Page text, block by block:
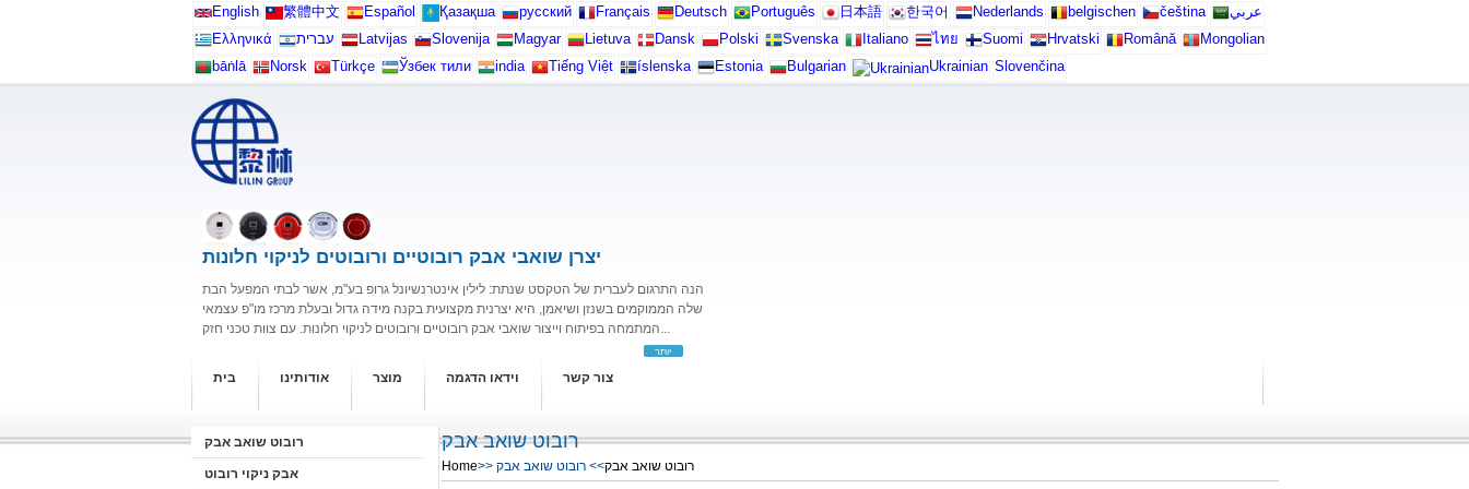
English 繁體中文 Español Қазақша русский Français Deutsch Português 日本語 한국어 Nederlands belgischen čeština
عربي
Ελληνικά
עברית Latvijas Slovenija Magyar Lietuva Dansk Polski Svenska Italiano ไทย Suomi Hrvatski Română
Mongolian
bāṅlā
Norsk Türkçe Ўзбек тили india Tiếng Việt íslenska Estonia Bulgarian Ukrainian Slovenčina
יצרן שואבי אבק רובוטיים ורובוטים לניקוי חלונות
הנה התרגום לעברית של הטקסט שנתת: לילין אינטרנשיונל גרופ בע"מ, אשר לבתי המפעל הבת
שלה הממוקמים בשנזן ושיאמן, היא יצרנית מקצועית בקנה מידה גדול ובעלת מרכז מו"פ עצמאי
המתמחה בפיתוח וייצור שואבי אבק רובוטיים ורובוטים לניקוי חלונות. עם צוות טכני חזק...
יותר
בית אודותינו מוצר וידאו הדגמה צור קשר
רובוט שואב אבק
אבק ניקוי רובוט
רובוט שואב אבק
Home>> רובוט שואב אבק>> רובוט שואב אבק